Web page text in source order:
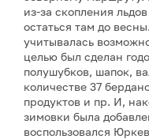
из-за скопления
остаться там до
учитывалась
целью был сделан
полушубков, шапок,
количестве 37
продуктов и пр. И,
зимовки была
воспользовался